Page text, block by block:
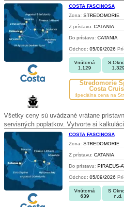
COSTA FASCINOSA
Zona: STREDOMORIE
Z prístavu: CATANIA
Do prístavu: CATANIA
Odchod: 05/09/2026
Vnútorná
1.129
S
1.329
Stredomorie
Costa
špeciálna cena na
Všetky ceny sú uvádzané vrátane
servisných poplatkov. Vytvorte si
COSTA FASCINOSA
Zona: STREDOMORIE
Z prístavu: CATANIA
Do prístavu: PIRAEUS-
Odchod: 05/09/2026
Vnútorná
639
S
n.d.